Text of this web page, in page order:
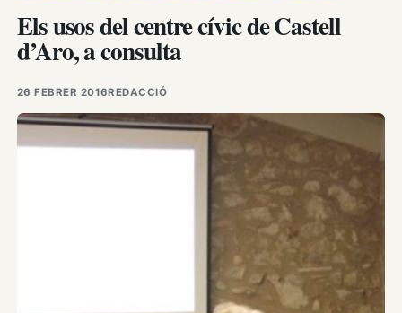
Els usos del centre cívic de Castell
d’Aro, a consulta
26 FEBRER 2016REDACCIÓ